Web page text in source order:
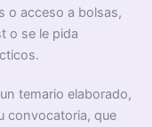
o acceso a bolsas,
o se le pida
temario elaborado,
convocatoria, que